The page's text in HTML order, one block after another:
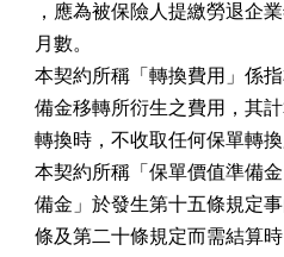
，應為被保險人提繳勞退企
月數。
本契約所稱「轉換費用」係
備金移轉所衍生之費用，其
轉換時，不收取任何保單轉換
本契約所稱「保單價值準備
備金」於發生第十五條規定
條及第二十條規定而需結算